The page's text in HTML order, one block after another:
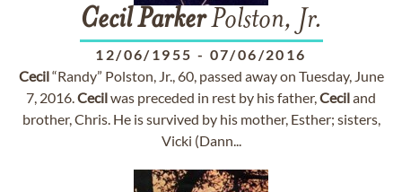
Cecil ParkerPolston, Jr.
12/06/1955 - 07/06/2016
Cecil“Randy” Polston, Jr., 60, passed away on Tuesday, June
7, 2016.Cecilwas preceded in rest by his father,Ceciland
brother, Chris. He is survived by his mother, Esther; sisters,
Vicki (Dann...